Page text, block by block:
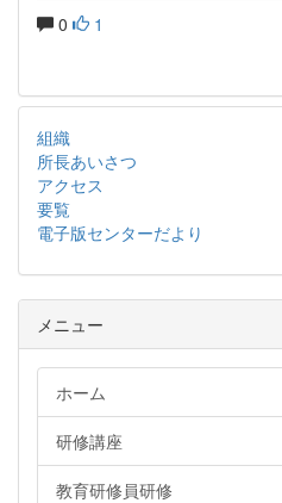
0 1
組織
所長あいさつ
アクセス
要覧
電子版センターだより
メニュー
ホーム
研修講座
教育研修員研修